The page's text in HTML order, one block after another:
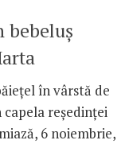
bebeluș
în vârstă de
reședinței
6 noiembrie,